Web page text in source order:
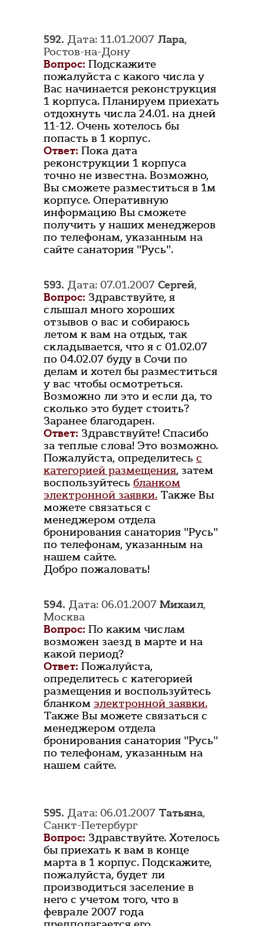
592. Дата: 11.01.2007 Лара,
Ростов-на-Дону
Вопрос: Подскажите
пожалуйста с какого числа у
Вас начинается реконструкция
1 корпуса. Планируем приехать
отдохнуть числа 24.01. на дней
11-12. Очень хотелось бы
попасть в 1 корпус.
Ответ: Пока дата
реконструкции 1 корпуса
точно не известна. Возможно,
Вы сможете разместиться в 1м
корпусе. Оперативную
информацию Вы сможете
получить у наших менеджеров
по телефонам, указанным на
сайте санатория "Русь".
593. Дата: 07.01.2007 Сергей,
Вопрос: Здравствуйте, я
слышал много хороших
отзывов о вас и собираюсь
летом к вам на отдых, так
складывается, что я с 01.02.07
по 04.02.07 буду в Сочи по
делам и хотел бы разместиться
у вас чтобы осмотреться.
Возможно ли это и если да, то
сколько это будет стоить?
Заранее благодарен.
Ответ: Здравствуйте! Спасибо
за теплые слова! Это возможно.
Пожалуйста, определитесь с
категорией размещения, затем
воспользуйтесь бланком
электронной заявки. Также Вы
можете связаться с
менеджером отдела
бронирования санатория "Русь"
по телефонам, указанным на
нашем сайте.
Добро пожаловать!
594. Дата: 06.01.2007 Михаил,
Москва
Вопрос: По каким числам
возможен заезд в марте и на
какой период?
Ответ: Пожалуйста,
определитесь с категорией
размещения и воспользуйтесь
бланком электронной заявки.
Также Вы можете связаться с
менеджером отдела
бронирования санатория "Русь"
по телефонам, указанным на
нашем сайте.
595. Дата: 06.01.2007 Татьяна,
Санкт-Петербург
Вопрос: Здравствуйте. Хотелось
бы приехать к вам в конце
марта в 1 корпус. Подскажите,
пожалуйста, будет ли
производиться заселение в
него с учетом того, что в
феврале 2007 года